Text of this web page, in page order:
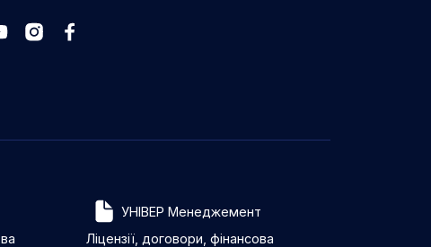
УНІВЕР Менеджемент
Ліцензії, договори, фінансова